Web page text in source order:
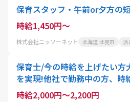
保育スタッフ・午前or夕方の
時給1,450円～
株式会社ニッソーネット 北海道 北見市 派
保育士/今の時給を上げたい方
を実現!他社で勤務中の方、時
副業OK/扶養内OK
時給2,000円～2,200円